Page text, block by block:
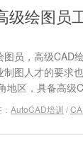
级绘图员
员，高级CAD
图人才的要求
地区，具备高级
AutoCAD培训 /